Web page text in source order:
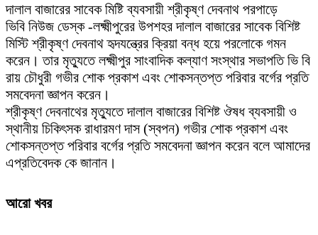
দালাল বাজারের সাবেক মিষ্টি ব্যবসায়ী শ্রীকৃষ্ণ দেবনাথ পরপাড়ে
ভিবি নিউজ ডেস্ক -লক্ষ্মীপুরের উপশহর দালাল বাজারের সাবেক বিশিষ্ট
মিস্টি শ্রীকৃষ্ণ দেবনাথ হৃদযন্ত্রের ক্রিয়া বন্ধ হয়ে পরলোকে গমন
করেন। তার মৃত্যুতে লক্ষ্মীপুর সাংবাদিক কল্যাণ সংস্থার সভাপতি ভি বি
রায় চৌধুরী গভীর শোক প্রকাশ এবং শোকসন্তপ্ত পরিবার বর্গের প্রতি
সমবেদনা জ্ঞাপন করেন।
শ্রীকৃষ্ণ দেবনাথের মৃত্যুতে দালাল বাজারের বিশিষ্ট ঔষধ ব্যবসায়ী ও
স্থানীয় চিকিৎসক রাধারমণ দাস (স্বপন) গভীর শোক প্রকাশ এবং
শোকসন্তপ্ত পরিবার বর্গের প্রতি সমবেদনা জ্ঞাপন করেন বলে আমাদের
এপ্রতিবেদক কে জানান।
আরো খবর